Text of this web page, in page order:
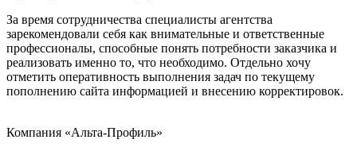
За время сотрудничества специалисты агентства
зарекомендовали себя как внимательные и ответственные
профессионалы, способные понять потребности заказчика и
реализовать именно то, что необходимо. Отдельно хочу
отметить оперативность выполнения задач по текущему
пополнению сайта информацией и внесению корректировок.
Компания «Альта-Профиль»